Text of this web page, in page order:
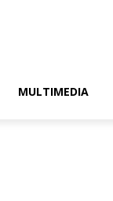
MULTIMEDIA